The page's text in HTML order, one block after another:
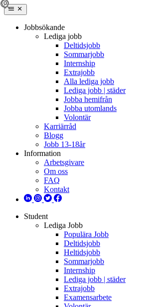
Jobbsökande
Lediga jobb
Deltidsjobb
Sommarjobb
Internship
Extrajobb
Alla lediga jobb
Lediga jobb | städer
Jobba hemifrån
Jobba utomlands
Volontär
Karriärråd
Blogg
Jobb 13-18år
Information
Arbetsgivare
Om oss
FAQ
Kontakt
Student
Lediga Jobb
Populära Jobb
Deltidsjobb
Heltidsjobb
Sommarjobb
Internship
Lediga jobb | städer
Extrajobb
Examensarbete